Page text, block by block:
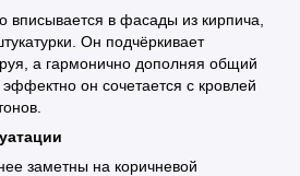
вписывается в фасады из кирпича,
Он подчёркивает
а гармонично дополняя общий
он сочетается с кровлей
заметны на коричневой